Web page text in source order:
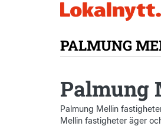
PALMUNG
Palmung
Palmung Mellin
Mellin fastigheter äger